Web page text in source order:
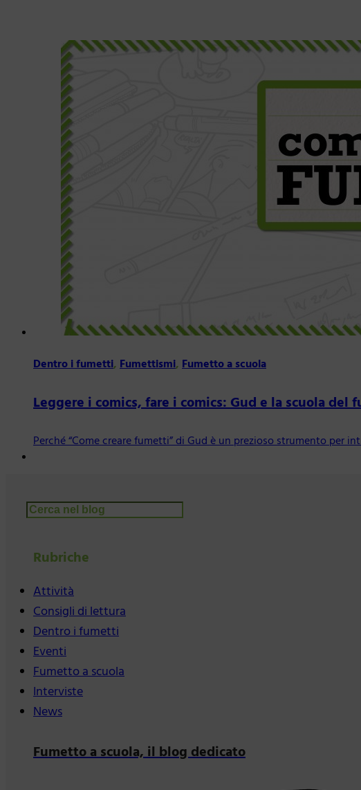
Dentro i fumetti,Fumettismi,Fumetto a scuola
Leggere i comics, fare i comics: Gud e la scuola del
Perché “Come creare fumetti” di Gud è un prezioso strumento per
Cerca
Rubriche
Attività
Consigli di lettura
Dentro i fumetti
Eventi
Fumetto a scuola
Interviste
News
Fumetto a scuola, il blog dedicato